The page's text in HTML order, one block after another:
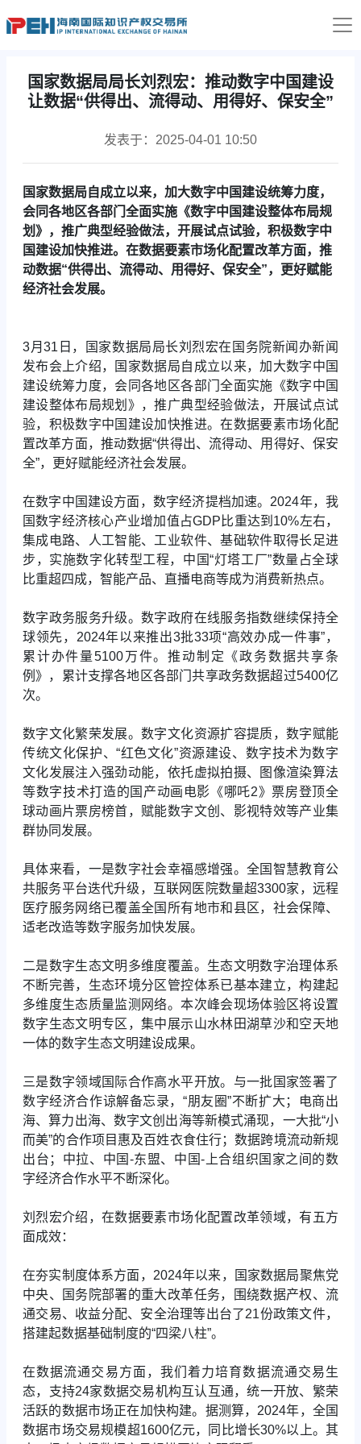
国家数据局局长刘烈宏：推动数字中国建设
让数据“供得出、流得动、用得好、保安全”
发表于：2025-04-01 10:50
国家数据局自成立以来，加大数字中国建设统筹力度，
会同各地区各部门全面实施《数字中国建设整体布局规
划》，推广典型经验做法，开展试点试验，积极数字中
国建设加快推进。在数据要素市场化配置改革方面，推
动数据“供得出、流得动、用得好、保安全”，更好赋能
经济社会发展。
3月31日，国家数据局局长刘烈宏在国务院新闻办新闻
发布会上介绍，国家数据局自成立以来，加大数字中国
建设统筹力度，会同各地区各部门全面实施《数字中国
建设整体布局规划》，推广典型经验做法，开展试点试
验，积极数字中国建设加快推进。在数据要素市场化配
置改革方面，推动数据“供得出、流得动、用得好、保安
全”，更好赋能经济社会发展。
在数字中国建设方面，数字经济提档加速。2024年，我
国数字经济核心产业增加值占GDP比重达到10%左右，
集成电路、人工智能、工业软件、基础软件取得长足进
步，实施数字化转型工程，中国“灯塔工厂”数量占全球
比重超四成，智能产品、直播电商等成为消费新热点。
数字政务服务升级。数字政府在线服务指数继续保持全
球领先，2024年以来推出3批33项“高效办成一件事”，
累计办件量5100万件。推动制定《政务数据共享条
例》，累计支撑各地区各部门共享政务数据超过5400亿
次。
数字文化繁荣发展。数字文化资源扩容提质，数字赋能
传统文化保护、“红色文化”资源建设、数字技术为数字
文化发展注入强劲动能，依托虚拟拍摄、图像渲染算法
等数字技术打造的国产动画电影《哪吒2》票房登顶全
球动画片票房榜首，赋能数字文创、影视特效等产业集
群协同发展。
具体来看，一是数字社会幸福感增强。全国智慧教育公
共服务平台迭代升级，互联网医院数量超3300家，远程
医疗服务网络已覆盖全国所有地市和县区，社会保障、
适老改造等数字服务加快发展。
二是数字生态文明多维度覆盖。生态文明数字治理体系
不断完善，生态环境分区管控体系已基本建立，构建起
多维度生态质量监测网络。本次峰会现场体验区将设置
数字生态文明专区，集中展示山水林田湖草沙和空天地
一体的数字生态文明建设成果。
三是数字领域国际合作高水平开放。与一批国家签署了
数字经济合作谅解备忘录，“朋友圈”不断扩大；电商出
海、算力出海、数字文创出海等新模式涌现，一大批“小
而美”的合作项目惠及百姓衣食住行；数据跨境流动新规
出台；中拉、中国-东盟、中国-上合组织国家之间的数
字经济合作水平不断深化。
刘烈宏介绍，在数据要素市场化配置改革领域，有五方
面成效：
在夯实制度体系方面，2024年以来，国家数据局聚焦党
中央、国务院部署的重大改革任务，围绕数据产权、流
通交易、收益分配、安全治理等出台了21份政策文件，
搭建起数据基础制度的“四梁八柱”。
在数据流通交易方面，我们着力培育数据流通交易生
态，支持24家数据交易机构互认互通，统一开放、繁荣
活跃的数据市场正在加快构建。据测算，2024年，全国
数据市场交易规模超1600亿元，同比增长30%以上。其